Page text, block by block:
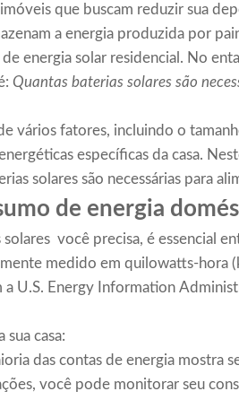
que buscam reduzir sua
a energia produzida por
energia solar residencial. No
Quantas baterias solares são
vários fatores, incluindo o
específicas da casa.
solares são necessárias para
de energia
você precisa, é essencial
medido em quilowatts-hora
U.S. Energy Information
sua casa:
das contas de energia mostra
você pode monitorar seu